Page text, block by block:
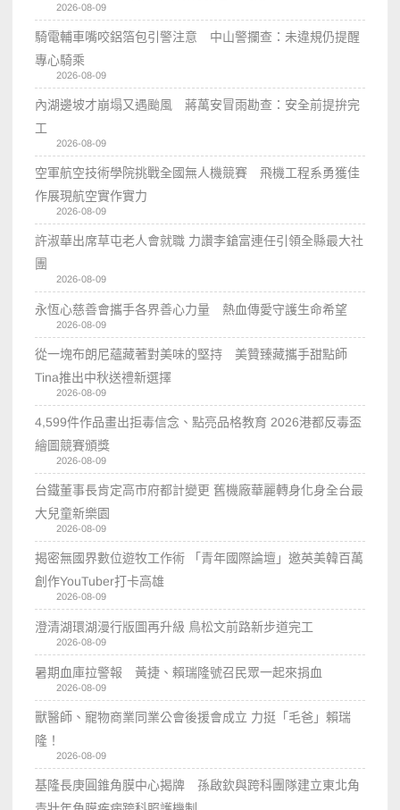
2026-08-09
騎電輔車嘴咬鋁箔包引警注意 中山警攔查：未違規仍提醒
專心騎乘
2026-08-09
內湖邊坡才崩塌又遇颱風 蔣萬安冒雨勘查：安全前提拚完
工
2026-08-09
空軍航空技術學院挑戰全國無人機競賽 飛機工程系勇獲佳
作展現航空實作實力
2026-08-09
許淑華出席草屯老人會就職 力讚李鎗富連任引領全縣最大社
團
2026-08-09
永恆心慈善會攜手各界善心力量 熱血傳愛守護生命希望
2026-08-09
從一塊布朗尼蘊藏著對美味的堅持 美贊臻藏攜手甜點師
Tina推出中秋送禮新選擇
2026-08-09
4,599件作品畫出拒毒信念、點亮品格教育 2026港都反毒盃
繪圖競賽頒獎
2026-08-09
台鐵董事長肯定高市府都計變更 舊機廠華麗轉身化身全台最
大兒童新樂園
2026-08-09
揭密無國界數位遊牧工作術 「青年國際論壇」邀英美韓百萬
創作YouTuber打卡高雄
2026-08-09
澄清湖環湖漫行版圖再升級 鳥松文前路新步道完工
2026-08-09
暑期血庫拉警報 黃捷、賴瑞隆號召民眾一起來捐血
2026-08-09
獸醫師、寵物商業同業公會後援會成立 力挺「毛爸」賴瑞
隆！
2026-08-09
基隆長庚圓錐角膜中心揭牌 孫啟欽與跨科團隊建立東北角